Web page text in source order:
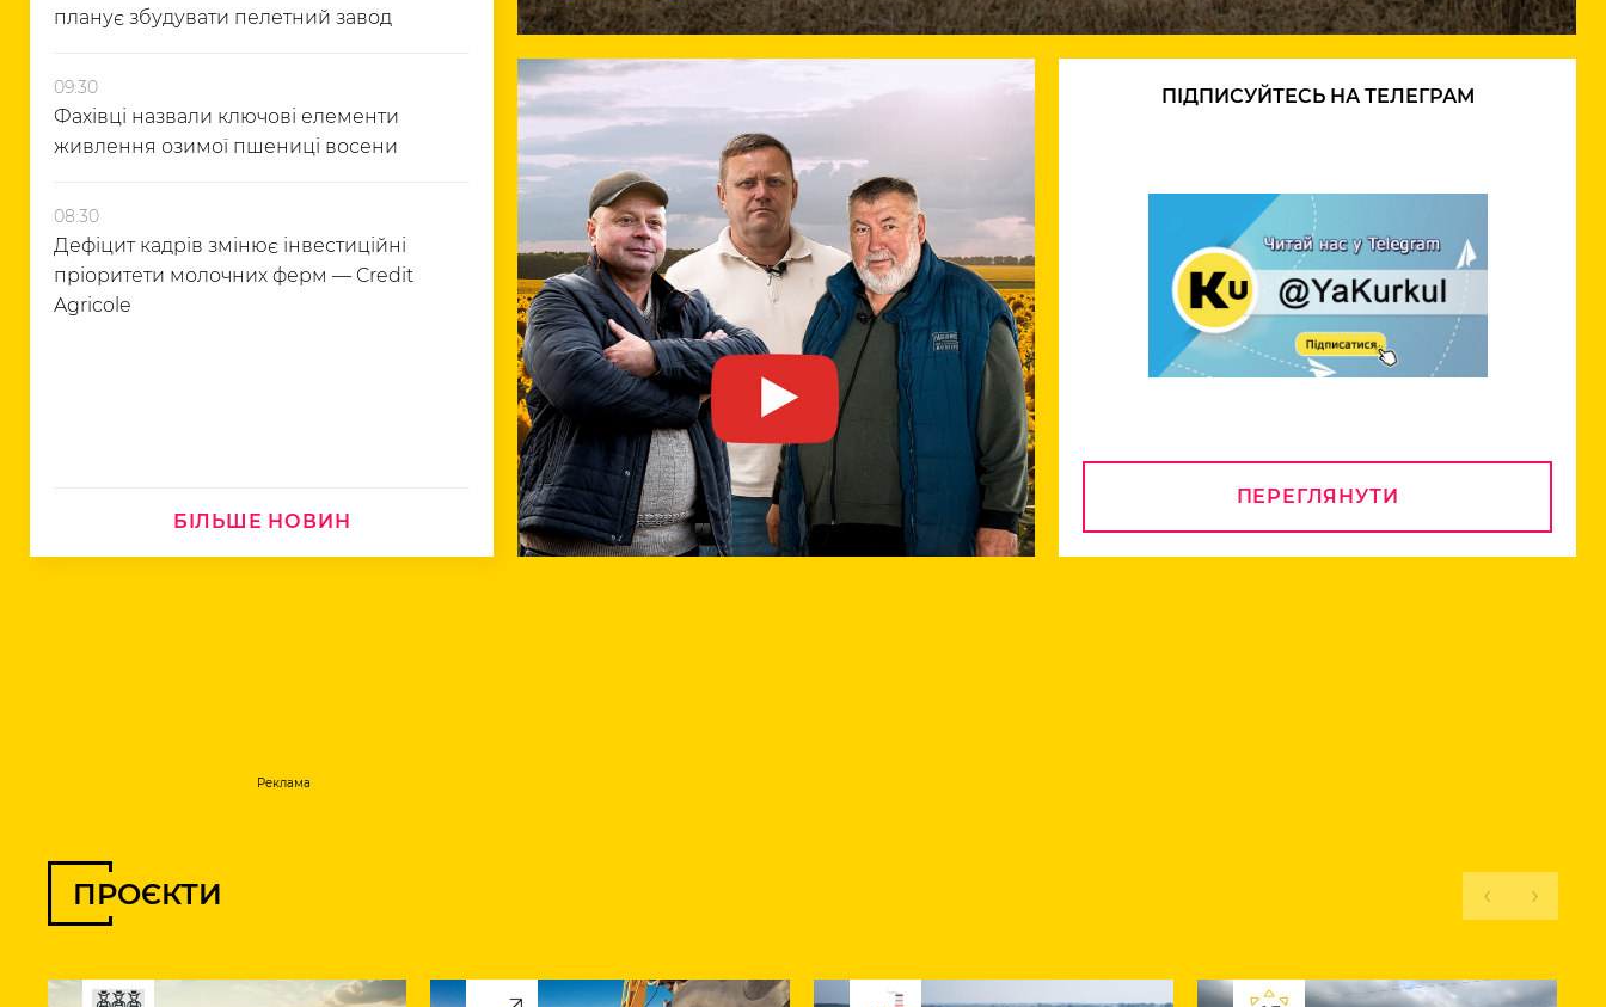
планує збудувати пелетний завод
09:30
Фахівці назвали ключові елементи
живлення озимої пшениці восени
08:30
Дефіцит кадрів змінює інвестиційні
пріоритети молочних ферм — Credit
Agricole
БІЛЬШЕ НОВИН
Реклама
ПІДПИСУЙТЕСЬ НА ТЕЛЕГРАМ
ПЕРЕГЛЯНУТИ
ПРОЄКТИ ‹ ›